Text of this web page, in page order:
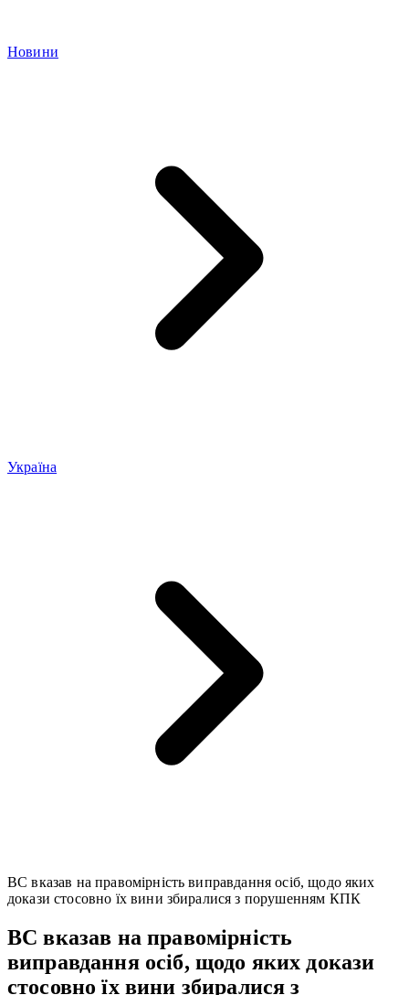
Новини
Україна
ВС вказав на правомірність виправдання осіб, щодо яких
докази стосовно їх вини збиралися з порушенням КПК
ВС вказав на правомірність
виправдання осіб, щодо яких докази
стосовно їх вини збиралися з